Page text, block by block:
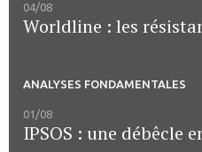
04/08
Worldline : les
ANALYSES FONDAMENTALES
01/08
IPSOS : une débêcle